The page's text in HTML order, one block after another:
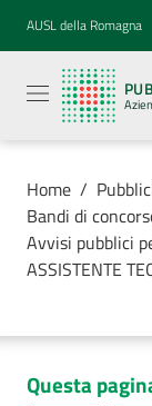
Vai al contenuto
Vai alla navigazione
Vai al footer
AUSL della Romagna
legale
Azienda
Unità
Locale della
Home /
Bandi di
Avvisi pubblici
ASSISTENTE
Questa